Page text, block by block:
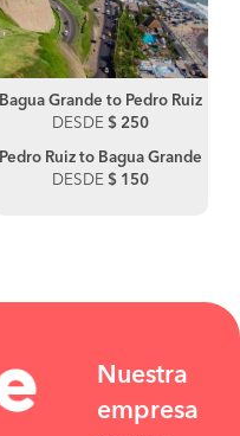
Bagua Grande to Pedro Ruiz
DESDE $ 250
Pedro Ruiz to Bagua Grande
DESDE $ 150
Nuestra
empresa